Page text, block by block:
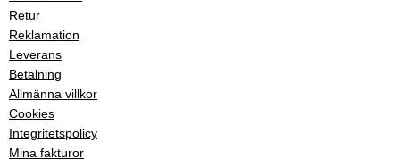
Retur
Reklamation
Leverans
Betalning
Allmänna villkor
Cookies
Integritetspolicy
Mina fakturor